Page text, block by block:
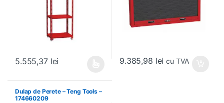
5.555,37 lei 9.385,98 lei cu TVA
Dulap de Perete – Teng Tools –
174660209